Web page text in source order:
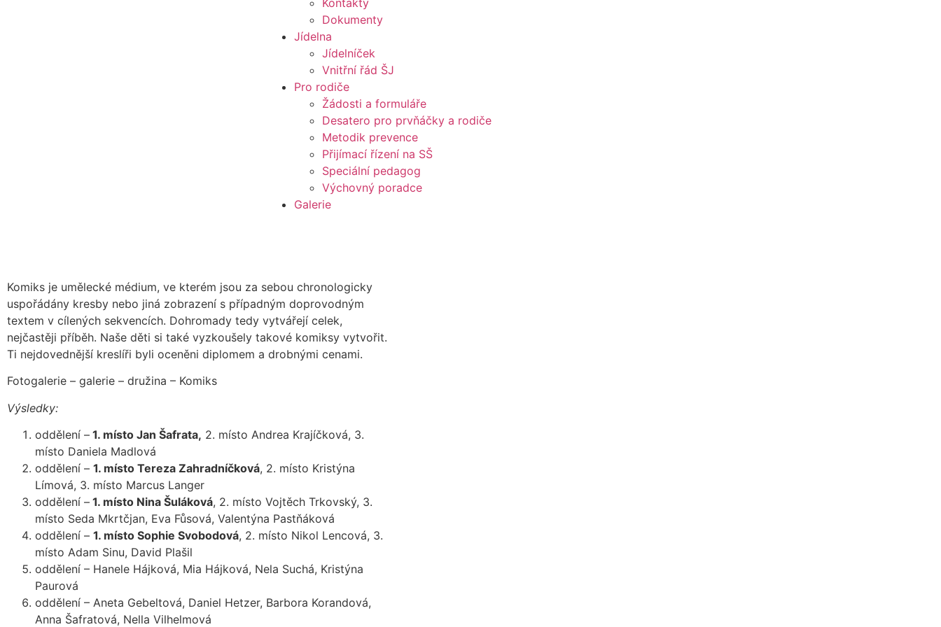
Kontakty
Dokumenty
Jídelna
Jídelníček
Vnitřní řád ŠJ
Pro rodiče
Žádosti a formuláře
Desatero pro prvňáčky a rodiče
Metodik prevence
Přijímací řízení na SŠ
Speciální pedagog
Výchovný poradce
Galerie
Komiks je umělecké médium, ve kterém jsou za sebou chronologicky
uspořádány kresby nebo jiná zobrazení s případným doprovodným
textem v cílených sekvencích. Dohromady tedy vytvářejí celek,
nejčastěji příběh. Naše děti si také vyzkoušely takové komiksy vytvořit.
Ti nejdovednější kreslíři byli oceněni diplomem a drobnými cenami.
Fotogalerie – galerie – družina – Komiks
Výsledky:
oddělení – 1. místo Jan Šafrata, 2. místo Andrea Krajíčková, 3.
místo Daniela Madlová
oddělení – 1. místo Tereza Zahradníčková, 2. místo Kristýna
Límová, 3. místo Marcus Langer
oddělení – 1. místo Nina Šuláková, 2. místo Vojtěch Trkovský, 3.
místo Seda Mkrtčjan, Eva Fůsová, Valentýna Pastňáková
oddělení – 1. místo Sophie Svobodová, 2. místo Nikol Lencová, 3.
místo Adam Sinu, David Plašil
oddělení – Hanele Hájková, Mia Hájková, Nela Suchá, Kristýna
Paurová
oddělení – Aneta Gebeltová, Daniel Hetzer, Barbora Korandová,
Anna Šafratová, Nella Vilhelmová